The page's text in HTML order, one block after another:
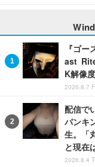
『ゴー
ast
K解像
2026.8.7
配信で
パンキ
生。「
と現在
2026.8.4